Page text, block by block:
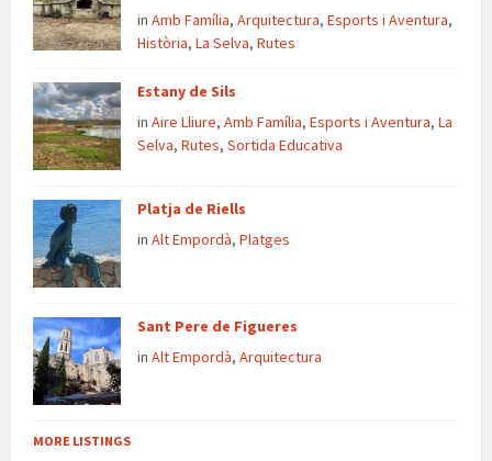
in Amb Família, Arquitectura, Esports i Aventura,
Història, La Selva, Rutes
Estany de Sils
in Aire Lliure, Amb Família, Esports i Aventura, La
Selva, Rutes, Sortida Educativa
Platja de Riells
in Alt Empordà, Platges
Sant Pere de Figueres
in Alt Empordà, Arquitectura
MORE LISTINGS